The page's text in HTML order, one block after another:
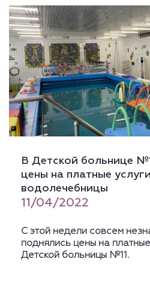
В Детской больнице
цены на платные
водолечебницы
11/04/2022
С этой недели совсем
поднялись цены на
Детской больницы №11.